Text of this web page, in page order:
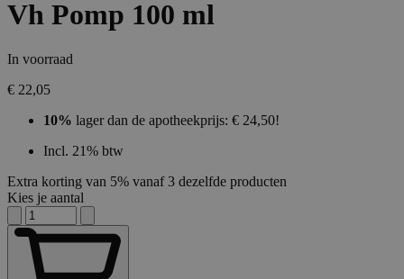
Vh Pomp 100 ml
In voorraad
€ 22,05
10% lager dan de apotheekprijs: € 24,50!
Incl. 21% btw
Extra korting van 5% vanaf 3 dezelfde producten
Kies je aantal